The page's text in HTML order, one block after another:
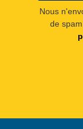
Nous
de